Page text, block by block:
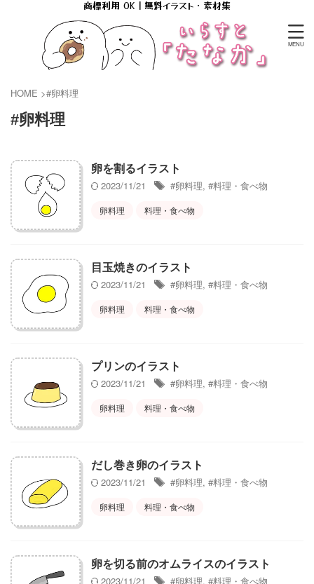
商標利用 OK｜無料イラスト・素材集
HOME >#卵料理
#卵料理
卵を割るイラスト
2023/11/21 #卵料理, #料理・食べ物
卵料理 料理・食べ物
目玉焼きのイラスト
2023/11/21 #卵料理, #料理・食べ物
卵料理 料理・食べ物
プリンのイラスト
2023/11/21 #卵料理, #料理・食べ物
卵料理 料理・食べ物
だし巻き卵のイラスト
2023/11/21 #卵料理, #料理・食べ物
卵料理 料理・食べ物
卵を切る前のオムライスのイラスト
2023/11/21 #卵料理, #料理・食べ物